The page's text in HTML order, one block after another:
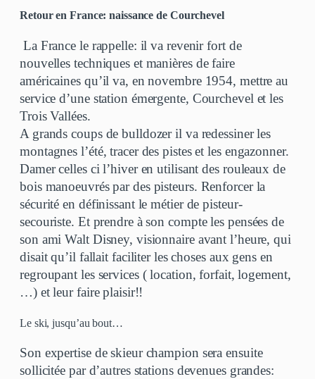
Retour en France: naissance de Courchevel
La France le rappelle: il va revenir fort de
nouvelles techniques et manières de faire
américaines qu’il va, en novembre 1954, mettre au
service d’une station émergente, Courchevel et les
Trois Vallées.
A grands coups de bulldozer il va redessiner les
montagnes l’été, tracer des pistes et les engazonner.
Damer celles ci l’hiver en utilisant des rouleaux de
bois manoeuvrés par des pisteurs. Renforcer la
sécurité en définissant le métier de pisteur-
secouriste. Et prendre à son compte les pensées de
son ami Walt Disney, visionnaire avant l’heure, qui
disait qu’il fallait faciliter les choses aux gens en
regroupant les services ( location, forfait, logement,
…) et leur faire plaisir!!
Le ski, jusqu’au bout…
Son expertise de skieur champion sera ensuite
sollicitée par d’autres stations devenues grandes: